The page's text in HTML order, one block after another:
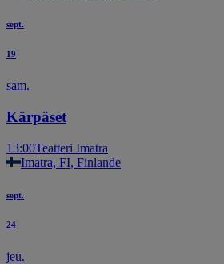
sept.
19
sam.
Kärpäset
13:00Teatteri Imatra
Imatra, FI, Finlande
sept.
24
jeu.